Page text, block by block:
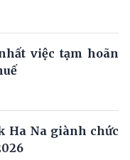
việc tạm hoãn
Ha Na giành chức